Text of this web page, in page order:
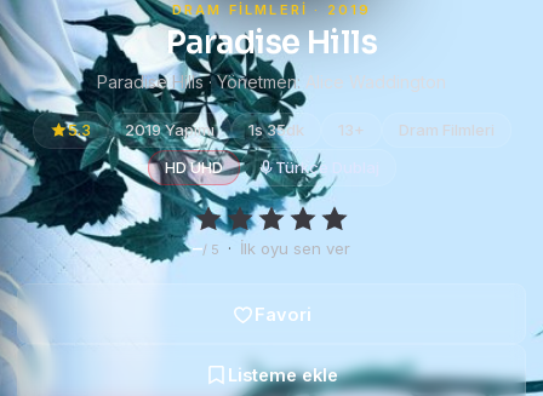
DRAM FILMLERI · 2019
Paradise Hills
Paradise Hills · Yönetmen: Alice Waddington
5.3 2019 Yapımı 1s 35dk 13+
Dram Filmleri
HD UHD
Türkçe Dublaj
–/ 5 · İlk oyu sen ver